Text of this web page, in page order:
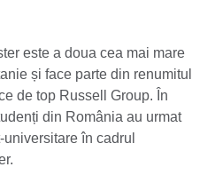
este a doua cea mai mare
și face parte din renumitul
de top Russell Group. În
din România au urmat
în cadrul